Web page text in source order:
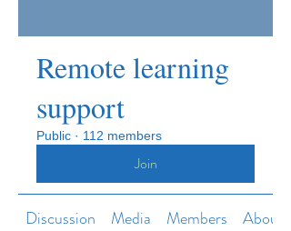
Remote learning
support
Public · 112 members
Join
Discussion Media Members About